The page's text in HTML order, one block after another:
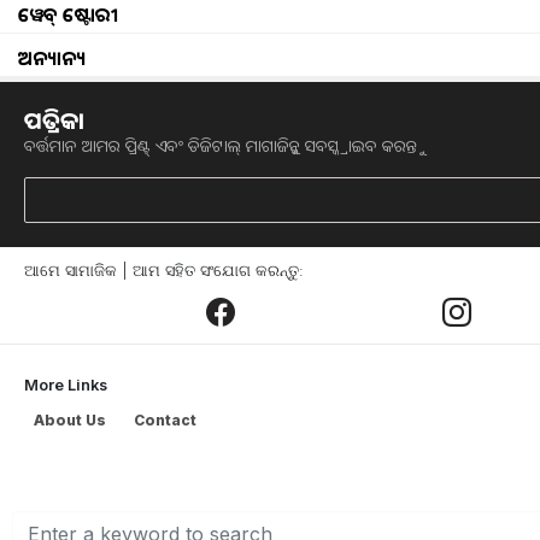
ୱେବ୍ ଷ୍ଟୋରୀ
ଅନ୍ୟାନ୍ୟ
ପତ୍ରିକା
ବର୍ତ୍ତମାନ ଆମର ପ୍ରିଣ୍ଟ୍ ଏବଂ ଡିଜିଟାଲ୍ ମାଗାଜିନ୍କୁ ସବସ୍କ୍ରାଇବ କରନ୍ତୁ
ଆମେ ସାମାଜିକ | ଆମ ସହିତ ସଂଯୋଗ କରନ୍ତୁ:
More Links
About Us
Contact
Chhattisgarh announces
Pension Scheme) ପୁନଃ ଲାଗୁ କରିବାକୁ
ସୂଚନା ଅନୁଯାୟୀ, ଛତିଶଗଡ
କରାଯାଇଛି । ୨୦୨୨-୨୦୨୩ ଆର୍ଥିକ ବର୍ଷ